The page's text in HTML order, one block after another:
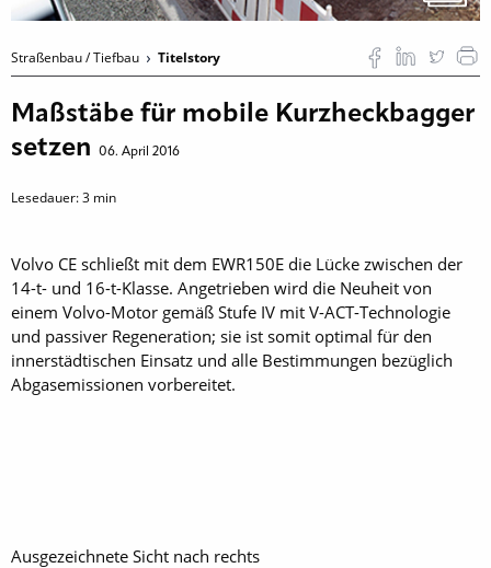
Straßenbau / Tiefbau Titelstory
Maßstäbe für mobile Kurzheckbagger
setzen
06. April 2016
Lesedauer:3 min
Volvo CE schließt mit dem EWR150E die Lücke zwischen der
14-t- und 16-t-Klasse. Angetrieben wird die Neuheit von
einem Volvo-Motor gemäß Stufe IV mit V-ACT-Technologie
und passiver Regeneration; sie ist somit optimal für den
innerstädtischen Einsatz und alle Bestimmungen bezüglich
Abgasemissionen vorbereitet.
Ausgezeichnete Sicht nach rechts